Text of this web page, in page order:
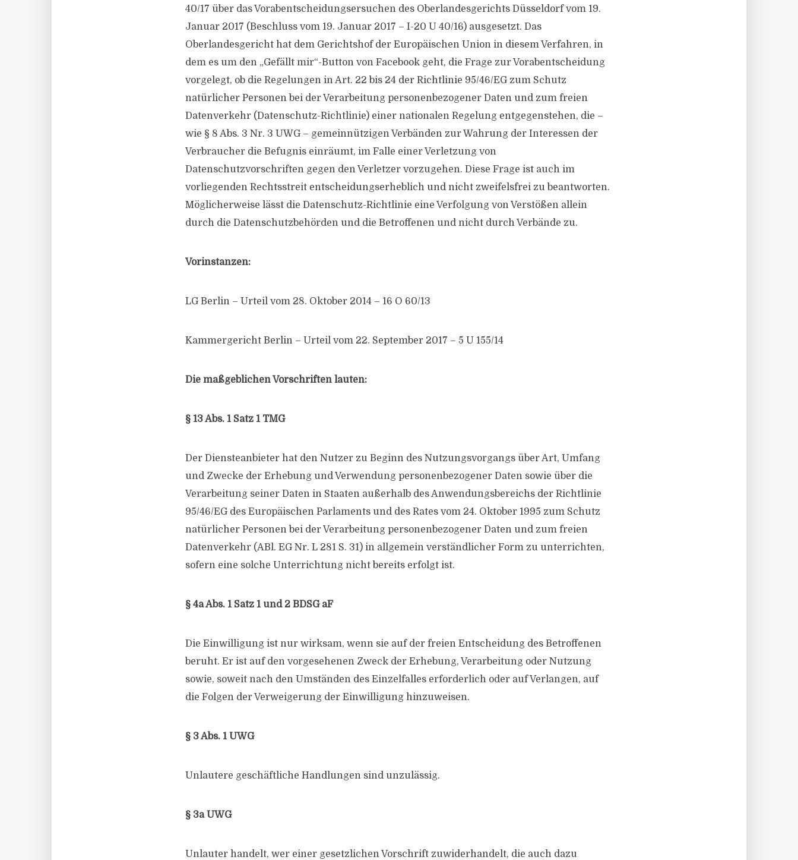
40/17 über das Vorabentscheidungsersuchen des Oberlandesgerichts Düsseldorf vom 19.
Januar 2017 (Beschluss vom 19. Januar 2017 – I-20 U 40/16) ausgesetzt. Das
Oberlandesgericht hat dem Gerichtshof der Europäischen Union in diesem Verfahren, in
dem es um den „Gefällt mir“-Button von Facebook geht, die Frage zur Vorabentscheidung
vorgelegt, ob die Regelungen in Art. 22 bis 24 der Richtlinie 95/46/EG zum Schutz
natürlicher Personen bei der Verarbeitung personenbezogener Daten und zum freien
Datenverkehr (Datenschutz-Richtlinie) einer nationalen Regelung entgegenstehen, die –
wie § 8 Abs. 3 Nr. 3 UWG – gemeinnützigen Verbänden zur Wahrung der Interessen der
Verbraucher die Befugnis einräumt, im Falle einer Verletzung von
Datenschutzvorschriften gegen den Verletzer vorzugehen. Diese Frage ist auch im
vorliegenden Rechtsstreit entscheidungserheblich und nicht zweifelsfrei zu beantworten.
Möglicherweise lässt die Datenschutz-Richtlinie eine Verfolgung von Verstößen allein
durch die Datenschutzbehörden und die Betroffenen und nicht durch Verbände zu.
Vorinstanzen:
LG Berlin – Urteil vom 28. Oktober 2014 – 16 O 60/13
Kammergericht Berlin – Urteil vom 22. September 2017 – 5 U 155/14
Die maßgeblichen Vorschriften lauten:
§ 13 Abs. 1 Satz 1 TMG
Der Diensteanbieter hat den Nutzer zu Beginn des Nutzungsvorgangs über Art, Umfang
und Zwecke der Erhebung und Verwendung personenbezogener Daten sowie über die
Verarbeitung seiner Daten in Staaten außerhalb des Anwendungsbereichs der Richtlinie
95/46/EG des Europäischen Parlaments und des Rates vom 24. Oktober 1995 zum Schutz
natürlicher Personen bei der Verarbeitung personenbezogener Daten und zum freien
Datenverkehr (ABl. EG Nr. L 281 S. 31) in allgemein verständlicher Form zu unterrichten,
sofern eine solche Unterrichtung nicht bereits erfolgt ist.
§ 4a Abs. 1 Satz 1 und 2 BDSG aF
Die Einwilligung ist nur wirksam, wenn sie auf der freien Entscheidung des Betroffenen
beruht. Er ist auf den vorgesehenen Zweck der Erhebung, Verarbeitung oder Nutzung
sowie, soweit nach den Umständen des Einzelfalles erforderlich oder auf Verlangen, auf
die Folgen der Verweigerung der Einwilligung hinzuweisen.
§ 3 Abs. 1 UWG
Unlautere geschäftliche Handlungen sind unzulässig.
§ 3a UWG
Unlauter handelt, wer einer gesetzlichen Vorschrift zuwiderhandelt, die auch dazu